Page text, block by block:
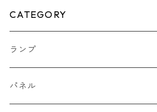
CATEGORY
ランプ
吊り下げランプ
パネル